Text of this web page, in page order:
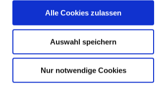
Alle Cookies zulassen
Auswahl speichern
Nur notwendige Cookies
RSS-Feed
Für Autoren